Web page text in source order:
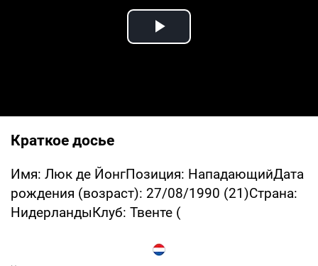
Play Video
Краткое досье
Имя: Люк де ЙонгПозиция: НападающийДата
рождения (возраст): 27/08/1990 (21)Страна:
НидерландыКлуб: Твенте (